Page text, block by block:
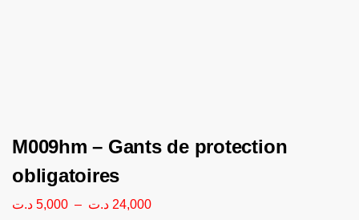
M009hm – Gants de protection
obligatoires
5,000 د.ت – 24,000 د.ت